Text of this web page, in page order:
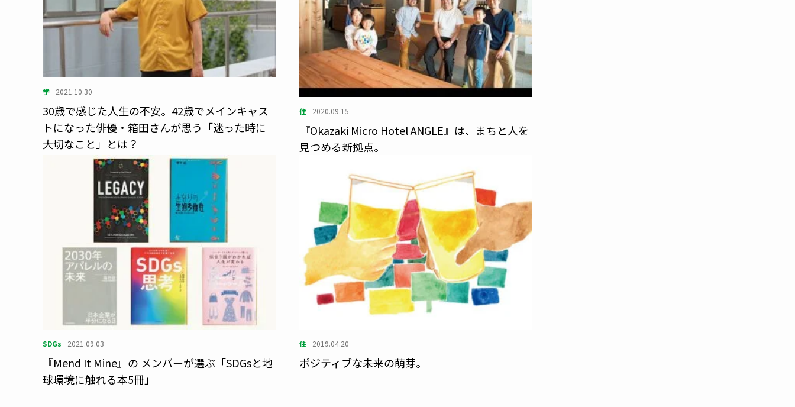
学 2021.10.30
30歳で感じた人生の不安。42歳でメインキャス
トになった俳優・箱田さんが思う「迷った時に
大切なこと」とは？
住 2020.09.15
『Okazaki Micro Hotel ANGLE』は、まちと人を
見つめる新拠点。
SDGs 2021.09.03
『Mend It Mine』の メンバーが選ぶ「SDGsと地
球環境に触れる本5冊」
住 2019.04.20
ポジティブな未来の萌芽。